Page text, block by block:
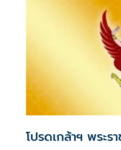
โปรดเกล้าฯ พระร